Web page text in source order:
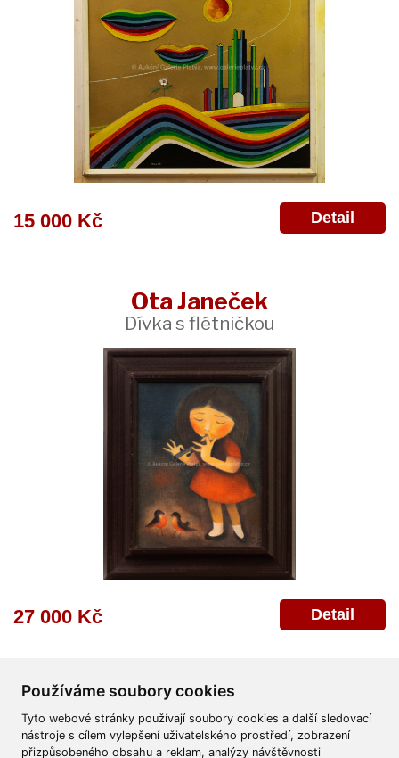
Používáme soubory cookies
Tyto webové stránky používají soubory cookies a další sledovací
nástroje s cílem vylepšení uživatelského prostředí, zobrazení
přizpůsobeného obsahu a reklam, analýzy návštěvnosti
15 000 Kč Detail
Ota Janeček
Dívka s flétničkou
27 000 Kč Detail